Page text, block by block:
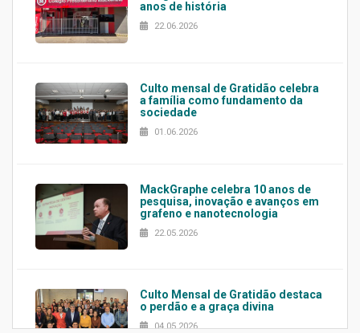
anos de história
22.06.2026
Culto mensal de Gratidão celebra
a família como fundamento da
sociedade
01.06.2026
MackGraphe celebra 10 anos de
pesquisa, inovação e avanços em
grafeno e nanotecnologia
22.05.2026
Culto Mensal de Gratidão destaca
o perdão e a graça divina
04.05.2026